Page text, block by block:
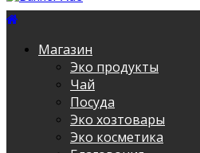
Магазин
Эко продукты
Чай
Посуда
Эко хозтовары
Эко косметика